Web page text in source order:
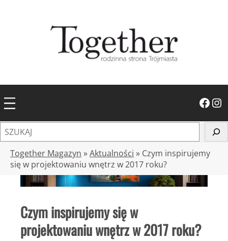
Facebook Instagram
z
Together Magazyn »Aktualności » Czym inspirujemy
się w projektowaniu wnętrz w 2017 roku?
Czym inspirujemy się w
projektowaniu wnętrz w 2017 roku?